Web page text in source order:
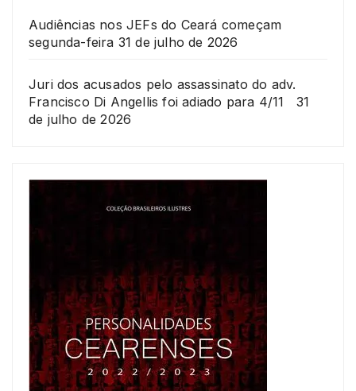
Audiências nos JEFs do Ceará começam
segunda-feira 31 de julho de 2026
Juri dos acusados pelo assassinato do adv.
Francisco Di Angellis foi adiado para 4/11
31
de julho de 2026